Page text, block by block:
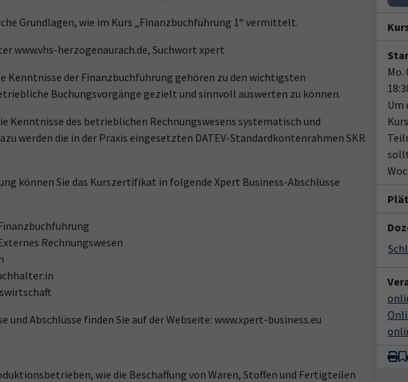
Grundlagen, wie im Kurs „Finanzbuchführung 1“ vermittelt.
www.vhs-herzogenaurach.de, Suchwort xpert
Kenntnisse der Finanzbuchführung gehören zu den wichtigsten
Buchungsvorgänge gezielt und sinnvoll auswerten zu können.
Kenntnisse des betrieblichen Rechnungswesens systematisch und
werden die in der Praxis eingesetzten DATEV-Standardkontenrahmen SKR
können Sie das Kurszertifikat in folgende Xpert Business-Abschlüsse
Rechnungswesen
und Abschlüsse finden Sie auf der Webseite: www.xpert-business.eu
wie die Beschaffung von Waren, Stoffen und Fertigteilen
Mo.
Um